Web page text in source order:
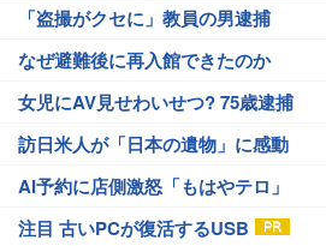
「盗撮がクセに」教員の男逮捕
なぜ避難後に再入館できたのか
女児にAV見せわいせつ? 75歳逮捕
訪日米人が「日本の遺物」に感動
AI予約に店側激怒「もはやテロ」
注目 古いPCが復活するUSB